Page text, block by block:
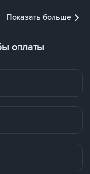
Показать больше
оплаты